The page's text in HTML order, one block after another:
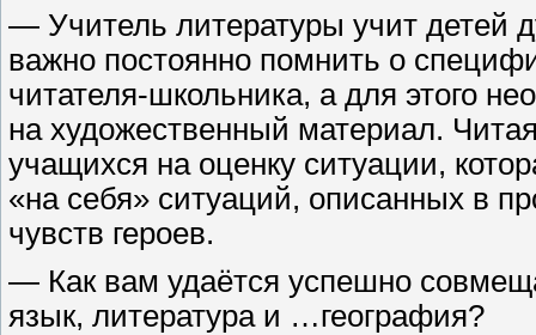
— Учитель литературы учит детей
важно постоянно помнить о
читателя-школьника, а для этого
на художественный материал.
учащихся на оценку ситуации,
«на себя» ситуаций, описанных в
чувств героев.
— Как вам удаётся успешно
язык, литература и …география?